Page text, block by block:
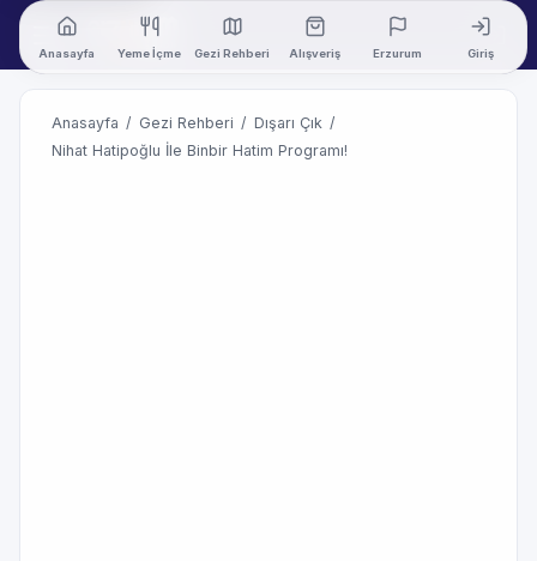
Anasayfa Yeme İçme Gezi Rehberi Alışveriş Erzurum Giriş
Anasayfa / Gezi Rehberi / Dışarı Çık /
Nihat Hatipoğlu İle Binbir Hatim Programı!